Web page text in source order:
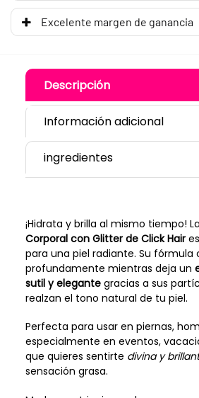
Excelente margen de ganancia
Descripción
Información adicional
ingredientes
¡Hidrata y brilla al mismo tiempo! La
Corporal con Glitter de Click Hair
para una piel radiante. Su fórmula
profundamente mientras deja un
sutil y elegantegracias a sus
realzan el tono natural de tu piel.
Perfecta para usar en piernas,
especialmente en eventos,
que quieres sentirte divina y
sensación grasa.